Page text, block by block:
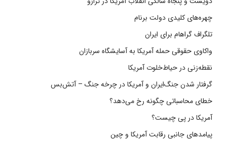
چهره‌های کلیدی دولت برنام
تلگراف گراهام برای ایران
واکاوی حقوقی حمله آمریکا به آسایشگاه سربازان
نقطه‌زنی در حیاط‌خلوت آمریکا
گرفتار شدن جنگ‌ایران و آمریکا در چرخه جنگ – آتش‌بس
خطای محاسباتی چگونه رخ می‌دهد؟
آمریکا در پی چیست؟
پیامدهای جانبی رقابت آمریکا و چین